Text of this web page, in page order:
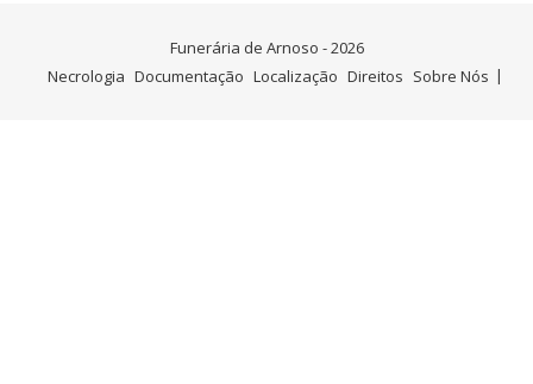
Funerária de Arnoso - 2026
Necrologia Documentação Localização Direitos Sobre Nós